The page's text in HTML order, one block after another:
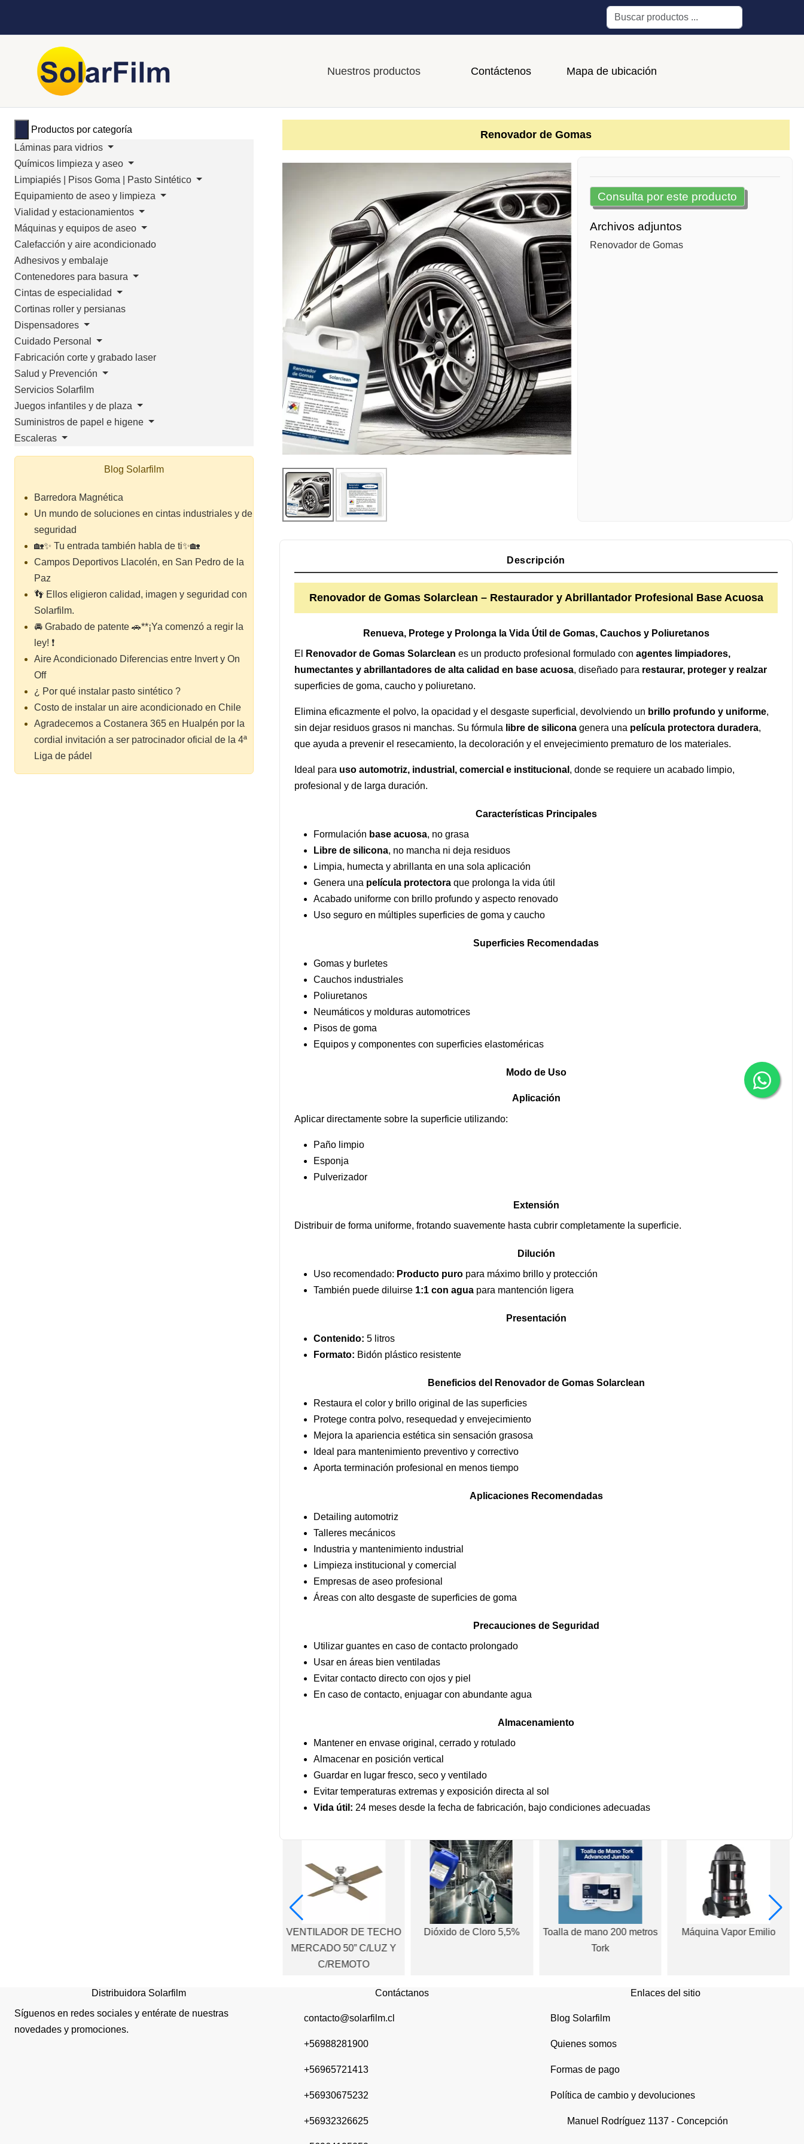
Buscar
Nuestros productos Contáctenos Mapa de ubicación
Productos por categoría
Láminas para vidrios
Químicos limpieza y aseo
Limpiapiés | Pisos Goma | Pasto Sintético
Equipamiento de aseo y limpieza
Vialidad y estacionamientos
Máquinas y equipos de aseo
Calefacción y aire acondicionado
Adhesivos y embalaje
Contenedores para basura
Cintas de especialidad
Cortinas roller y persianas
Dispensadores
Cuidado Personal
Fabricación corte y grabado laser
Salud y Prevención
Servicios Solarfilm
Juegos infantiles y de plaza
Suministros de papel e higene
Escaleras
Blog Solarfilm
Barredora Magnética
Un mundo de soluciones en cintas industriales y de
seguridad
🏡✨ Tu entrada también habla de ti✨🏡
Campos Deportivos Llacolén, en San Pedro de la
Paz
👣 Ellos eligieron calidad, imagen y seguridad con
Solarfilm.
🚘 Grabado de patente 🚗**¡Ya comenzó a regir la
ley! ❗
Aire Acondicionado Diferencias entre Invert y On
Off
¿ Por qué instalar pasto sintético ?
Costo de instalar un aire acondicionado en Chile
Agradecemos a Costanera 365 en Hualpén por la
cordial invitación a ser patrocinador oficial de la 4ª
Liga de pádel
Renovador de Gomas
Consulta por este producto
Archivos adjuntos
Renovador de Gomas
Descripción
Renovador de Gomas Solarclean – Restaurador y Abrillantador Profesional Base Acuosa
Renueva, Protege y Prolonga la Vida Útil de Gomas, Cauchos y Poliuretanos
El Renovador de Gomas Solarclean es un producto profesional formulado con agentes limpiadores,
humectantes y abrillantadores de alta calidad en base acuosa, diseñado para restaurar, proteger y realzar
superficies de goma, caucho y poliuretano.
Elimina eficazmente el polvo, la opacidad y el desgaste superficial, devolviendo un brillo profundo y uniforme,
sin dejar residuos grasos ni manchas. Su fórmula libre de silicona genera una película protectora duradera,
que ayuda a prevenir el resecamiento, la decoloración y el envejecimiento prematuro de los materiales.
Ideal para uso automotriz, industrial, comercial e institucional , donde se requiere un acabado limpio,
profesional y de larga duración.
Características Principales
Formulación base acuosa, no grasa
Libre de silicona, no mancha ni deja residuos
Limpia, humecta y abrillanta en una sola aplicación
Genera una película protectora que prolonga la vida útil
Acabado uniforme con brillo profundo y aspecto renovado
Uso seguro en múltiples superficies de goma y caucho
Superficies Recomendadas
Gomas y burletes
Cauchos industriales
Poliuretanos
Neumáticos y molduras automotrices
Pisos de goma
Equipos y componentes con superficies elastoméricas
Modo de Uso
Aplicación
Aplicar directamente sobre la superficie utilizando:
Paño limpio
Esponja
Pulverizador
Extensión
Distribuir de forma uniforme, frotando suavemente hasta cubrir completamente la superficie.
Dilución
Uso recomendado: Producto puro para máximo brillo y protección
También puede diluirse 1:1 con agua para mantención ligera
Presentación
Contenido: 5 litros
Formato: Bidón plástico resistente
Beneficios del Renovador de Gomas Solarclean
Restaura el color y brillo original de las superficies
Protege contra polvo, resequedad y envejecimiento
Mejora la apariencia estética sin sensación grasosa
Ideal para mantenimiento preventivo y correctivo
Aporta terminación profesional en menos tiempo
Aplicaciones Recomendadas
Detailing automotriz
Talleres mecánicos
Industria y mantenimiento industrial
Limpieza institucional y comercial
Empresas de aseo profesional
Áreas con alto desgaste de superficies de goma
Precauciones de Seguridad
Utilizar guantes en caso de contacto prolongado
Usar en áreas bien ventiladas
Evitar contacto directo con ojos y piel
En caso de contacto, enjuagar con abundante agua
Almacenamiento
Mantener en envase original, cerrado y rotulado
Almacenar en posición vertical
Guardar en lugar fresco, seco y ventilado
Evitar temperaturas extremas y exposición directa al sol
Vida útil: 24 meses desde la fecha de fabricación, bajo condiciones adecuadas
VENTILADOR DE TECHO
MERCADO 50” C/LUZ Y
C/REMOTO
Dióxido de Cloro 5,5%
Toalla de mano 200 metros
Tork
Máquina Vapor Emilio
Distribuidora Solarfilm
Síguenos en redes sociales y entérate de nuestras
novedades y promociones.
Contáctanos
contacto@solarfilm.cl
+56988281900
+56965721413
+56930675232
+56932326625
Enlaces del sitio
Blog Solarfilm
Quienes somos
Formas de pago
Política de cambio y devoluciones
Manuel Rodríguez 1137 - Concepción